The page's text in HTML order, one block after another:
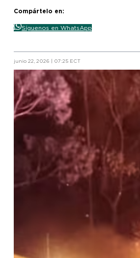
Compártelo en:
Síguenos en WhatsApp
junio 22, 2026 | 07:25 ECT